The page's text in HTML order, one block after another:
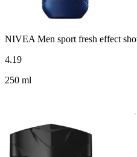
NIVEA Men sport fresh effect
4.19
250 ml